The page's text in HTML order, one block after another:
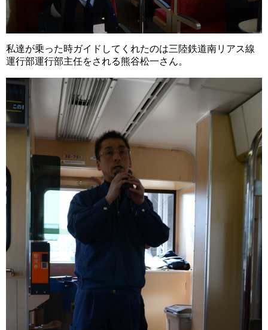
私達が乗った時ガイドしてくれたのは三陸鉄道南リアス線
運行部運行部主任をされる熊谷松一さん。